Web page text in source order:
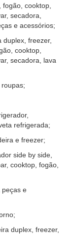
cooktop,
secadora,
e acessórios;
duplex, freezer,
cooktop,
secadora, lava
refrigerada;
e freezer;
side by side,
cooktop, fogão,
peças e
duplex, freezer,